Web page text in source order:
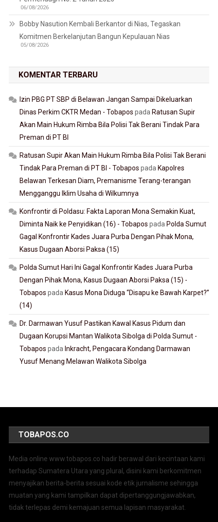
06/08/2026
Bobby Nasution Kembali Berkantor di Nias, Tegaskan
Komitmen Berkelanjutan Bangun Kepulauan Nias
05/08/2026
KOMENTAR TERBARU
Izin PBG PT SBP di Belawan Jangan Sampai Dikeluarkan
Dinas Perkim CKTR Medan - Tobapos pada Ratusan Supir
Akan Main Hukum Rimba Bila Polisi Tak Berani Tindak Para
Preman di PT BI
Ratusan Supir Akan Main Hukum Rimba Bila Polisi Tak Berani
Tindak Para Preman di PT BI - Tobapos pada Kapolres
Belawan Terkesan Diam, Premanisme Terang-terangan
Mengganggu Iklim Usaha di Wilkumnya
Konfrontir di Poldasu: Fakta Laporan Mona Semakin Kuat,
Diminta Naik ke Penyidikan (16) - Tobapos pada Polda Sumut
Gagal Konfrontir Kades Juara Purba Dengan Pihak Mona,
Kasus Dugaan Aborsi Paksa (15)
Polda Sumut Hari Ini Gagal Konfrontir Kades Juara Purba
Dengan Pihak Mona, Kasus Dugaan Aborsi Paksa (15) -
Tobapos pada Kasus Mona Diduga “Disapu ke Bawah Karpet?”
(14)
Dr. Darmawan Yusuf Pastikan Kawal Kasus Pidum dan
Dugaan Korupsi Mantan Walikota Sibolga di Polda Sumut -
Tobapos pada Inkracht, Pengacara Kondang Darmawan
Yusuf Menang Melawan Walikota Sibolga
TOBAPOS.CO
Media online www.tobapos.co hadir berawal dari kecintaan kami
terhadap Sumatera Utara yang plural, disini kami berkomitmen
menyajikan berita-berita sesuai kode etik jurnalisme sehingga
muatan yang kami tampilkan dapat dipertanggungjawabkan,
tidak terlepas demi kemajuan semua lapisan masyarakat.